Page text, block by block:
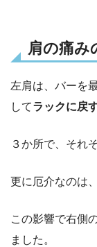
肩の痛み
左肩は、バーを
してラックに戻
３か所で、それ
更に厄介なのは
この影響で右側
ました。